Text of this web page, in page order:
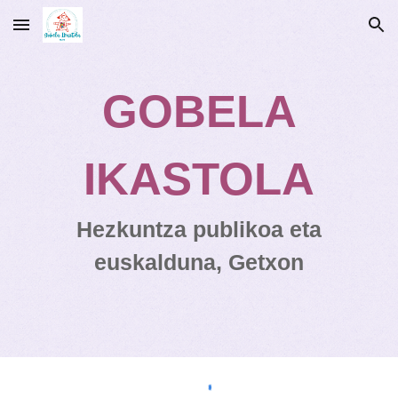
Skip to main content Skip to navigation
GOBELA
IKASTOLA
Hezkuntza publikoa eta
euskalduna, Getxon